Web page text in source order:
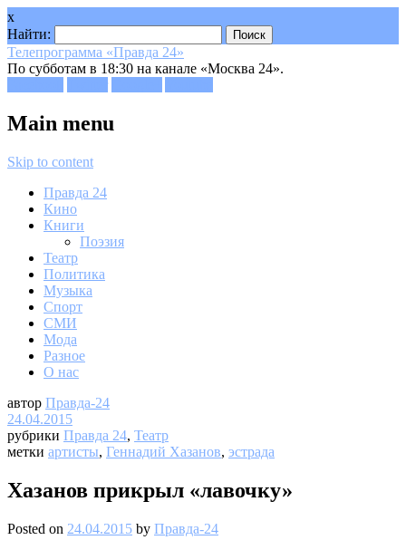
x
Найти:
Телепрограмма «Правда 24»
По субботам в 18:30 на канале «Москва 24».
Main menu
Skip to content
Правда 24
Кино
Книги
Поэзия
Театр
Политика
Музыка
Спорт
СМИ
Мода
Разное
О нас
автор Правда-24
24.04.2015
рубрики Правда 24, Театр
метки артисты, Геннадий Хазанов, эстрада
Хазанов прикрыл «лавочку»
Posted on 24.04.2015 by Правда-24